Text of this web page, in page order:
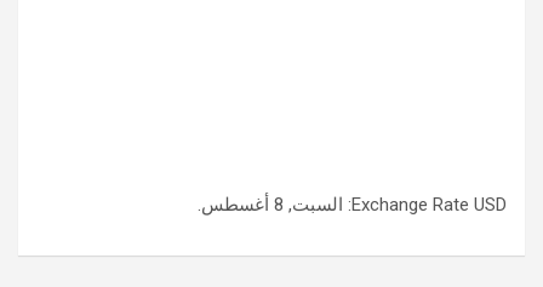
Exchange Rate USD : السبت, 8 أغسطس.